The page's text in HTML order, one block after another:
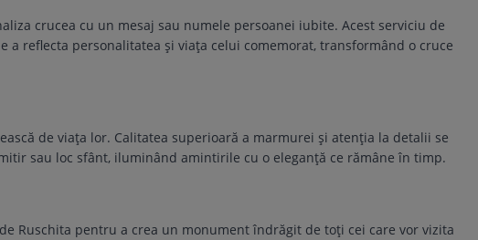
crucea cu un mesaj sau numele persoanei iubite. Acest serviciu de
reflecta personalitatea și viața celui comemorat, transformând o cruce
de viața lor. Calitatea superioară a marmurei și atenția la detalii se
sau loc sfânt, iluminând amintirile cu o eleganță ce rămâne în timp.
Ruschita pentru a crea un monument îndrăgit de toți cei care vor vizita